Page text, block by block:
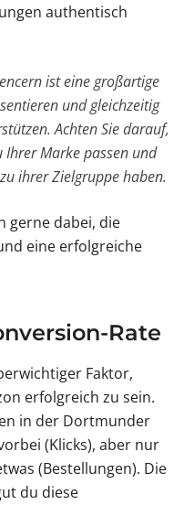
authentisch
ist eine großartige
und gleichzeitig
Achten Sie darauf,
Ihrer Marke passen und
ihrer Zielgruppe haben.
gerne dabei, die
eine erfolgreiche
Rate
Faktor,
erfolgreich zu sein.
in der Dortmunder
(Klicks), aber nur
(Bestellungen). Die
du diese